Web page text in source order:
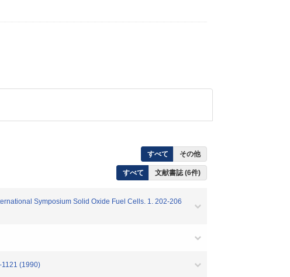
すべて その他
すべて 文献書誌 (6件)
Symposium Solid Oxide Fuel Cells. 1. 202-206
1121 (1990)